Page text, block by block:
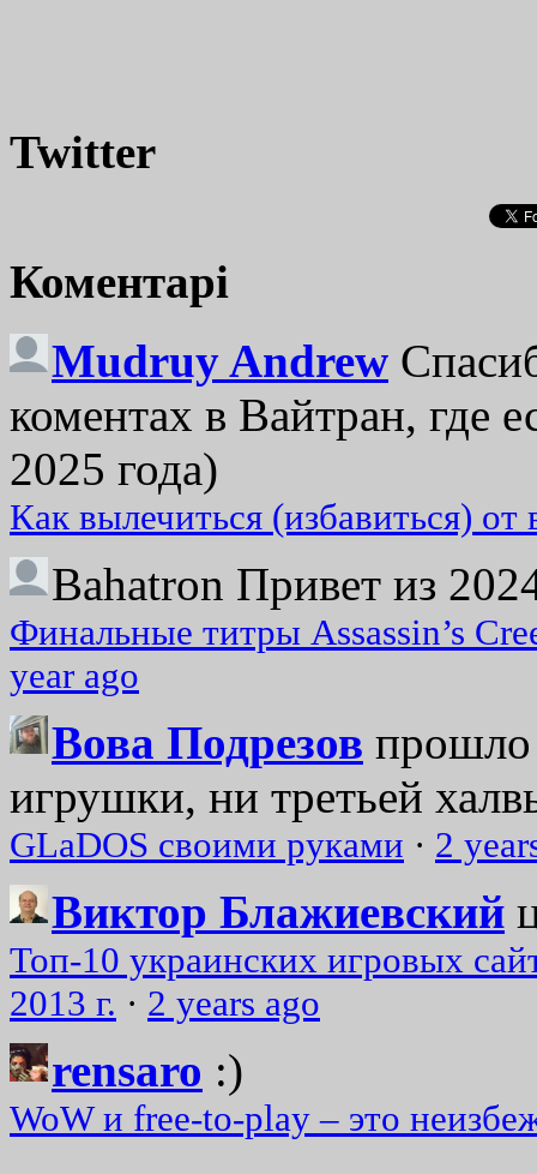
Twitter
Коментарі
Mudruy Andrew
коментах в Вайтран, где
2025 года)
Как вылечиться (избавиться)
Bahatron Привет из
Финальные титры Assassin’s
year ago
Вова Подрезов прошло
игрушки, ни третьей
GLaDOS своими руками · 2
Виктор Блажиевский
Топ-10 украинских игровых
2013 г. · 2 years ago
rensaro :)
WoW и free-to-play – это